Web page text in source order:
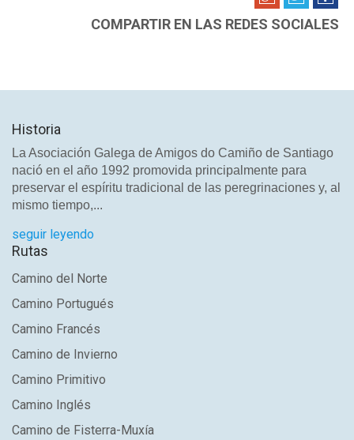
COMPARTIR EN LAS REDES SOCIALES
Historia
La Asociación Galega de Amigos do Camiño de Santiago
nació en el año 1992 promovida principalmente para
preservar el espíritu tradicional de las peregrinaciones y, al
mismo tiempo,...
seguir leyendo
Rutas
Camino del Norte
Camino Portugués
Camino Francés
Camino de Invierno
Camino Primitivo
Camino Inglés
Camino de Fisterra-Muxía